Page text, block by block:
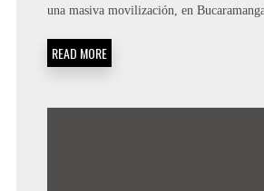
una masiva movilización, en
READ MORE